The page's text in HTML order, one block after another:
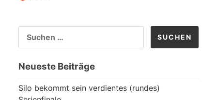
NACH:
Neueste Beiträge
Silo bekommt sein verdientes (rundes)